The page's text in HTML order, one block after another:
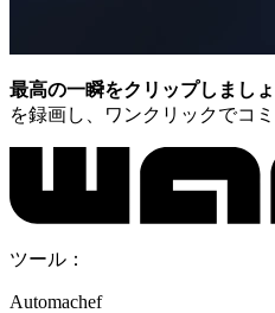
最高の一瞬をクリップしましょ
を録画し、ワンクリックでコ
ツール：
Automachef